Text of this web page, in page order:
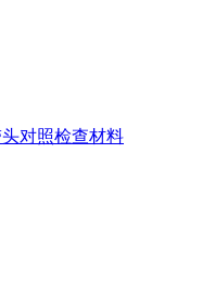
头对照检查材料